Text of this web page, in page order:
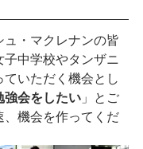
・マクレナンの皆
子中学校やタンザニ
いただく機会とし
強会をしたい 」とご
機会を作ってくだ